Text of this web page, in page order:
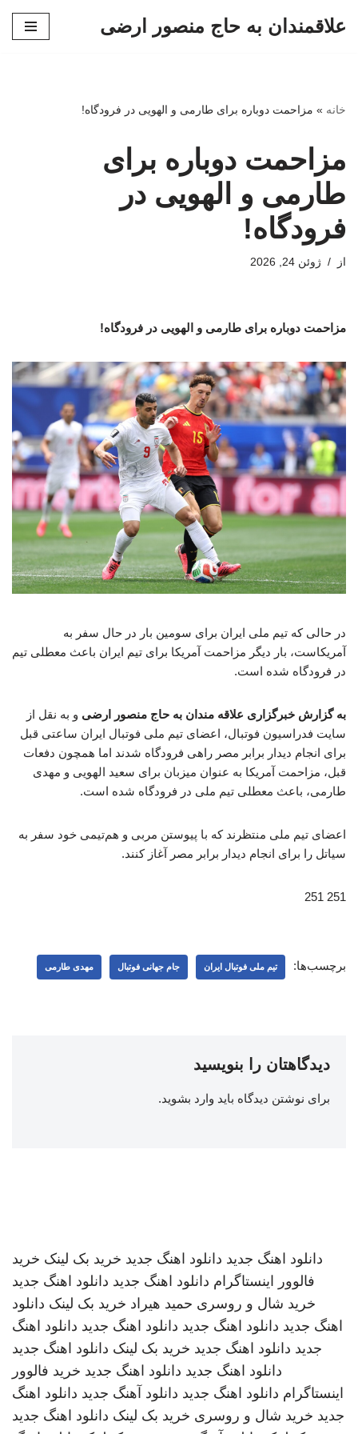
علاقمندان به حاج منصور ارضی
خانه » مزاحمت دوباره برای طارمی و الهویی در فرودگاه!
مزاحمت دوباره برای
طارمی و الهویی در
فرودگاه!
از ژوئن 24, 2026
مزاحمت دوباره برای طارمی و الهویی در فرودگاه!
در حالی که تیم ملی ایران برای سومین بار در حال سفر به
آمریکاست، بار دیگر مزاحمت آمریکا برای تیم ایران باعث معطلی تیم
در فرودگاه شده است.
به گزارش خبرگزاری علاقه مندان به حاج منصور ارضی و به نقل از
سایت فدراسیون فوتبال، اعضای تیم ملی فوتبال ایران ساعتی قبل
برای انجام دیدار برابر مصر راهی فرودگاه شدند اما همچون دفعات
قبل، مزاحمت آمریکا به عنوان میزبان برای سعید الهویی و مهدی
طارمی، باعث معطلی تیم ملی در فرودگاه شده است.
اعضای تیم ملی منتظرند که با پیوستن مربی و هم‌تیمی خود سفر به
سیاتل را برای انجام دیدار برابر مصر آغاز کنند.
251 251
برچسب‌ها: تیم ملی فوتبال ایران جام جهانی فوتبال مهدی طارمی
دیدگاهتان را بنویسید
برای نوشتن دیدگاه باید وارد بشوید.
دانلود اهنگ جدید دانلود اهنگ جدید خرید بک لینک خرید
فالوور اینستاگرام دانلود اهنگ جدید دانلود اهنگ جدید
خرید شال و روسری حمید هیراد خرید بک لینک دانلود
اهنگ جدید دانلود اهنگ جدید دانلود اهنگ جدید دانلود اهنگ
جدید دانلود اهنگ جدید خرید بک لینک دانلود اهنگ جدید
دانلود اهنگ جدید دانلود اهنگ جدید خرید فالوور
اینستاگرام دانلود اهنگ جدید دانلود آهنگ جدید دانلود اهنگ
جدید خرید شال و روسری خرید بک لینک دانلود اهنگ جدید